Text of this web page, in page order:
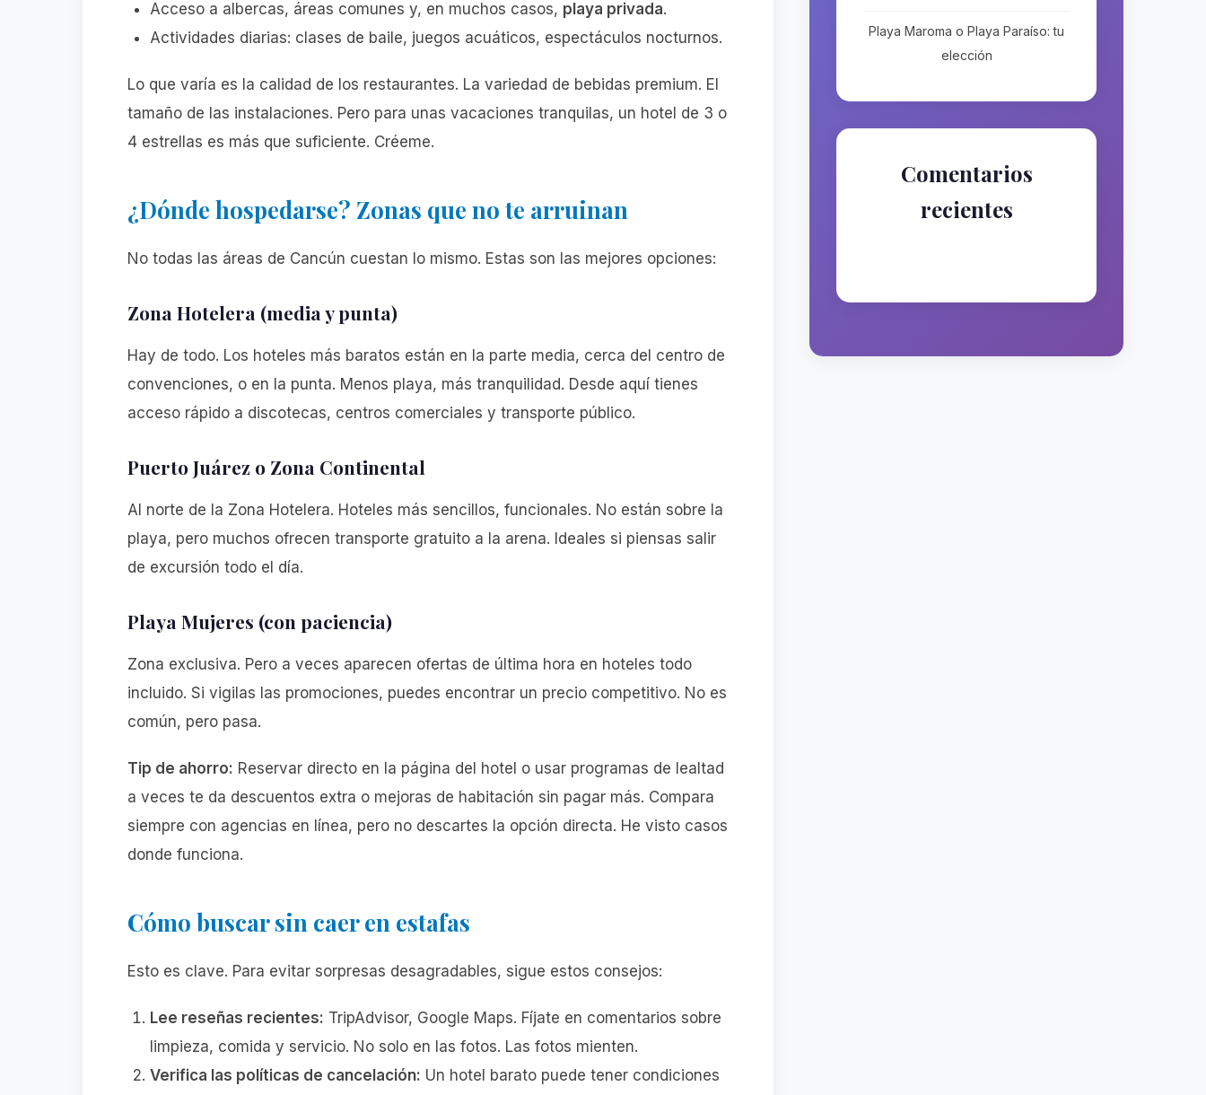
Acceso a albercas, áreas comunes y, en muchos casos, playa privada.
Actividades diarias: clases de baile, juegos acuáticos, espectáculos nocturnos.
Lo que varía es la calidad de los restaurantes. La variedad de bebidas premium. El
tamaño de las instalaciones. Pero para unas vacaciones tranquilas, un hotel de 3 o
4 estrellas es más que suficiente. Créeme.
¿Dónde hospedarse? Zonas que no te arruinan
No todas las áreas de Cancún cuestan lo mismo. Estas son las mejores opciones:
Zona Hotelera (media y punta)
Hay de todo. Los hoteles más baratos están en la parte media, cerca del centro de
convenciones, o en la punta. Menos playa, más tranquilidad. Desde aquí tienes
acceso rápido a discotecas, centros comerciales y transporte público.
Puerto Juárez o Zona Continental
Al norte de la Zona Hotelera. Hoteles más sencillos, funcionales. No están sobre la
playa, pero muchos ofrecen transporte gratuito a la arena. Ideales si piensas salir
de excursión todo el día.
Playa Mujeres (con paciencia)
Zona exclusiva. Pero a veces aparecen ofertas de última hora en hoteles todo
incluido. Si vigilas las promociones, puedes encontrar un precio competitivo. No es
común, pero pasa.
Tip de ahorro: Reservar directo en la página del hotel o usar programas de lealtad
a veces te da descuentos extra o mejoras de habitación sin pagar más. Compara
siempre con agencias en línea, pero no descartes la opción directa. He visto casos
donde funciona.
Cómo buscar sin caer en estafas
Esto es clave. Para evitar sorpresas desagradables, sigue estos consejos:
Lee reseñas recientes: TripAdvisor, Google Maps. Fíjate en comentarios sobre
limpieza, comida y servicio. No solo en las fotos. Las fotos mienten.
Verifica las políticas de cancelación: Un hotel barato puede tener condiciones
Playa Maroma o Playa Paraíso: tu
elección
Comentarios
recientes